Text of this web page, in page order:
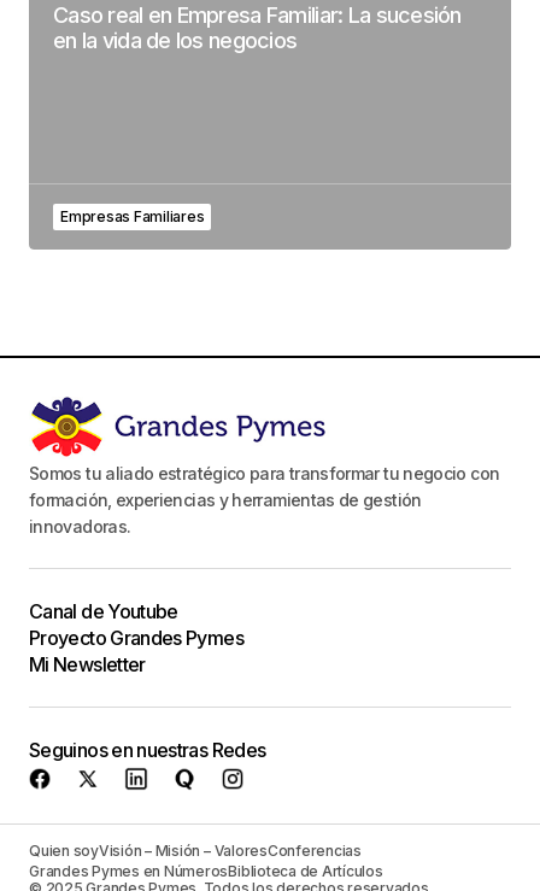
Caso real en Empresa Familiar: La sucesión
en la vida de los negocios
Empresas Familiares
Somos tu aliado estratégico para transformar tu negocio con
formación, experiencias y herramientas de gestión
innovadoras.
Canal de Youtube
Proyecto Grandes Pymes
Mi Newsletter
Seguinos en nuestras Redes
Quien soyVisión – Misión – ValoresConferencias
Grandes Pymes en NúmerosBiblioteca de Artículos